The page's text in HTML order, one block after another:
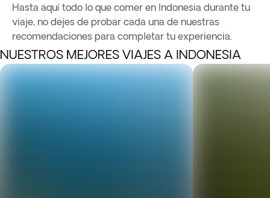
Hasta aquí todo lo que comer en Indonesia durante tu
viaje, no dejes de probar cada una de nuestras
recomendaciones para completar tu experiencia.
NUESTROS MEJORES VIAJES A INDONESIA